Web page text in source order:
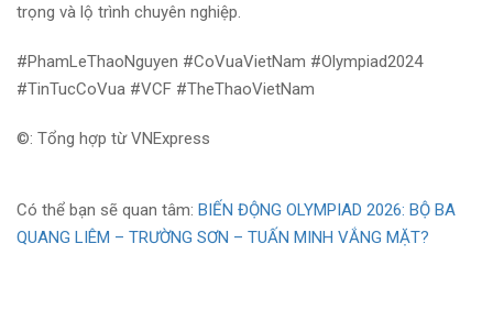
trọng và lộ trình chuyên nghiệp.
#PhamLeThaoNguyen #CoVuaVietNam #Olympiad2024
#TinTucCoVua #VCF #TheThaoVietNam
©️: Tổng hợp từ VNExpress
Có thể bạn sẽ quan tâm: BIẾN ĐỘNG OLYMPIAD 2026: BỘ BA
QUANG LIÊM – TRƯỜNG SƠN – TUẤN MINH VẮNG MẶT?